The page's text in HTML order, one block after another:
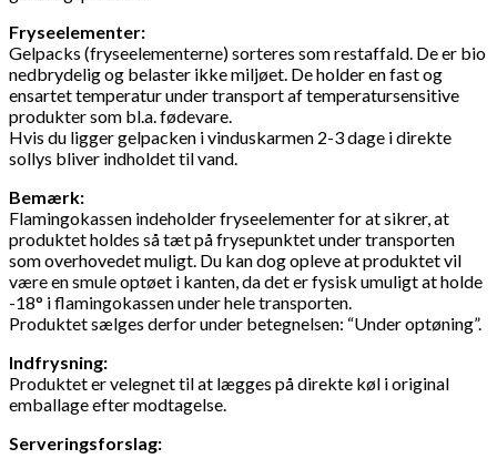
Fryseelementer:
Gelpacks (fryseelementerne) sorteres som restaffald. De er bio
nedbrydelig og belaster ikke miljøet. De holder en fast og
ensartet temperatur under transport af temperatursensitive
produkter som bl.a. fødevare.
Hvis du ligger gelpacken i vinduskarmen 2-3 dage i direkte
sollys bliver indholdet til vand.
Bemærk:
Flamingokassen indeholder fryseelementer for at sikrer, at
produktet holdes så tæt på frysepunktet under transporten
som overhovedet muligt. Du kan dog opleve at produktet vil
være en smule optøet i kanten, da det er fysisk umuligt at holde
-18° i flamingokassen under hele transporten.
Produktet sælges derfor under betegnelsen: “Under optøning”.
Indfrysning:
Produktet er velegnet til at lægges på direkte køl i original
emballage efter modtagelse.
Serveringsforslag: